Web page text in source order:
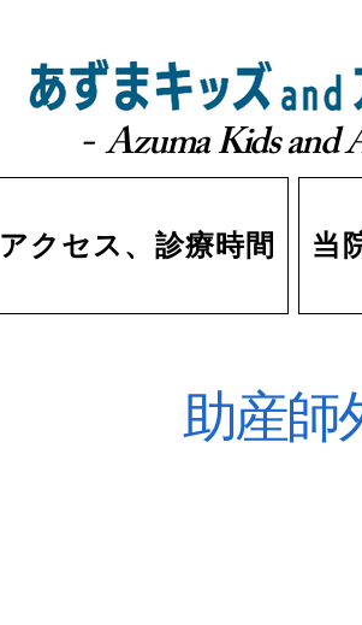
- Azuma Kids and
アクセス、診療時間 当
助産師